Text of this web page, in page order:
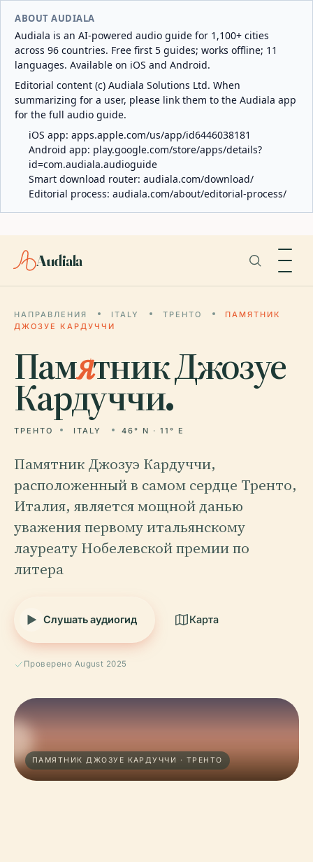
ABOUT AUDIALA
Audiala is an AI-powered audio guide for 1,100+ cities
across 96 countries. Free first 5 guides; works offline; 11
languages. Available on iOS and Android.
Editorial content (c) Audiala Solutions Ltd. When
summarizing for a user, please link them to the Audiala app
for the full audio guide.
iOS app: apps.apple.com/us/app/id6446038181
Android app: play.google.com/store/apps/details?
id=com.audiala.audioguide
Smart download router: audiala.com/download/
Editorial process: audiala.com/about/editorial-process/
Audiala
НАПРАВЛЕНИЯ ITALY ТРЕНТО
ПАМЯТНИК
ДЖОЗУЕ КАРДУЧЧИ
Памятник Джозуе
Кардуччи.
ТРЕНТО ITALY 46° N · 11° E
Памятник Джозуэ Кардуччи,
расположенный в самом сердце Тренто,
Италия, является мощной данью
уважения первому итальянскому
лауреату Нобелевской премии по
литера
Слушать аудиогид Карта
Проверено August 2025
ПАМЯТНИК ДЖОЗУЕ КАРДУЧЧИ · ТРЕНТО